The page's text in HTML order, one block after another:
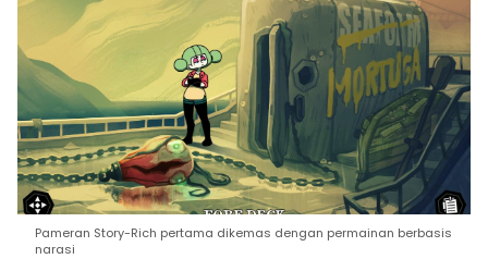
Pameran Story-Rich pertama dikemas dengan permainan berbasis
narasi